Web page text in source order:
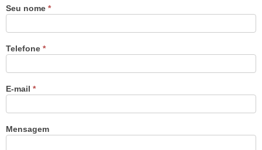
Seu nome *
Telefone *
E-mail *
Mensagem